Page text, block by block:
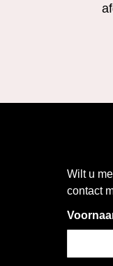
Wilt u
contact